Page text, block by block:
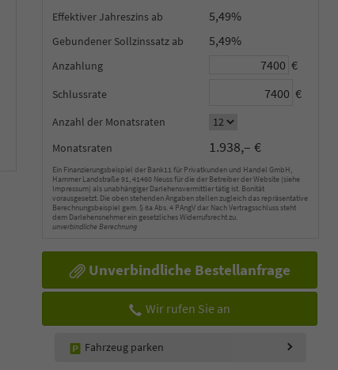
Effektiver Jahreszins 5,49%
Gebundener Sollzinssatz 5,49%
Anzahlung €
Schlussrate €
Anzahl der Monatsraten
Monatsraten
1.938,– €
Ein Finanzierungsbeispiel der Bank11 für Privatkunden und Handel GmbH,
Hammer Landstraße 91, 41460 Neuss für die der Betreiber der Website (siehe
Impressum) als unabhängiger Darlehensvermittler tätig ist. Bonität
vorausgesetzt. Die oben stehenden Angaben stellen zugleich das repräsentative
Berechnungsbeispiel gem. § 6a Abs. 4 PAngV dar. Nach Vertragsschluss steht
dem Darlehensnehmer ein gesetzliches Widerrufsrecht zu.
unverbindliche Berechnung
Unverbindliche Bestellanfrage
Wir rufen Sie an
Fahrzeug parken